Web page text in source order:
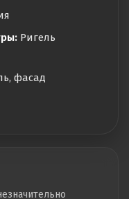
Ригель
фасад